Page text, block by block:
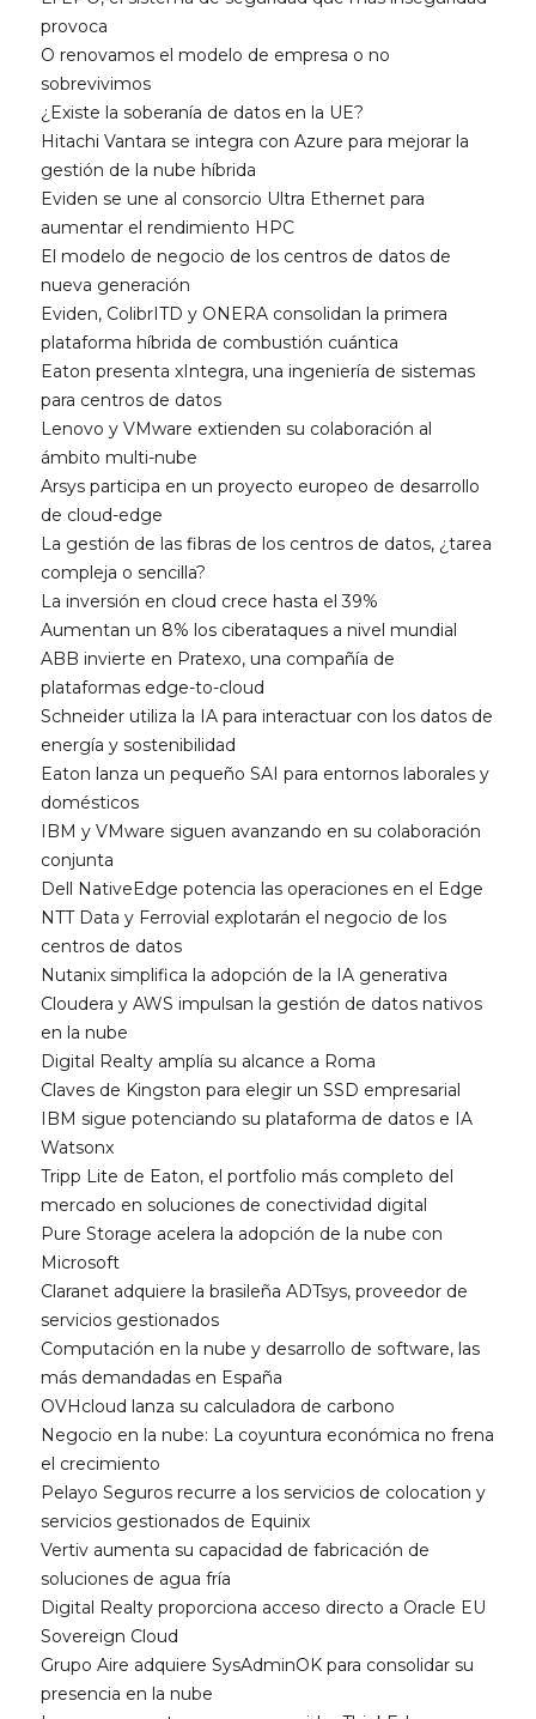
provoca
O renovamos el modelo de empresa o no
sobrevivimos
¿Existe la soberanía de datos en la UE?
Hitachi Vantara se integra con Azure para mejorar la
gestión de la nube híbrida
Eviden se une al consorcio Ultra Ethernet para
aumentar el rendimiento HPC
El modelo de negocio de los centros de datos de
nueva generación
Eviden, ColibrITD y ONERA consolidan la primera
plataforma híbrida de combustión cuántica
Eaton presenta xIntegra, una ingeniería de sistemas
para centros de datos
Lenovo y VMware extienden su colaboración al
ámbito multi-nube
Arsys participa en un proyecto europeo de desarrollo
de cloud-edge
La gestión de las fibras de los centros de datos, ¿tarea
compleja o sencilla?
La inversión en cloud crece hasta el 39%
Aumentan un 8% los ciberataques a nivel mundial
ABB invierte en Pratexo, una compañía de
plataformas edge-to-cloud
Schneider utiliza la IA para interactuar con los datos de
energía y sostenibilidad
Eaton lanza un pequeño SAI para entornos laborales y
domésticos
IBM y VMware siguen avanzando en su colaboración
conjunta
Dell NativeEdge potencia las operaciones en el Edge
NTT Data y Ferrovial explotarán el negocio de los
centros de datos
Nutanix simplifica la adopción de la IA generativa
Cloudera y AWS impulsan la gestión de datos nativos
en la nube
Digital Realty amplía su alcance a Roma
Claves de Kingston para elegir un SSD empresarial
IBM sigue potenciando su plataforma de datos e IA
Watsonx
Tripp Lite de Eaton, el portfolio más completo del
mercado en soluciones de conectividad digital
Pure Storage acelera la adopción de la nube con
Microsoft
Claranet adquiere la brasileña ADTsys, proveedor de
servicios gestionados
Computación en la nube y desarrollo de software, las
más demandadas en España
OVHcloud lanza su calculadora de carbono
Negocio en la nube: La coyuntura económica no frena
el crecimiento
Pelayo Seguros recurre a los servicios de colocation y
servicios gestionados de Equinix
Vertiv aumenta su capacidad de fabricación de
soluciones de agua fría
Digital Realty proporciona acceso directo a Oracle EU
Sovereign Cloud
Grupo Aire adquiere SysAdminOK para consolidar su
presencia en la nube